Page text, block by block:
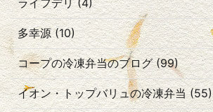
ライフデリ (4)
多幸源 (10)
コープの冷凍弁当のブログ (99)
イオン・トップバリュの冷凍弁当 (55)